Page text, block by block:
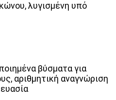
λυγισμένη υπό
βύσματα για
αριθμητική αναγνώριση